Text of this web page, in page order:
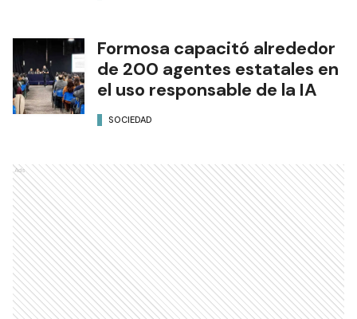
Formosa capacitó alrededor
de 200 agentes estatales en
el uso responsable de la IA
SOCIEDAD
Ads